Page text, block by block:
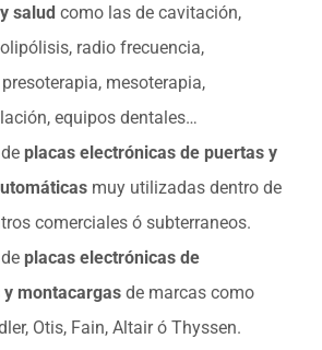
salud como las de cavitación,
radio frecuencia,
mesoterapia,
equipos dentales…
placas electrónicas de puertas y
muy utilizadas dentro de
comerciales ó subterraneos.
placas electrónicas de
montacargas de marcas como
Otis, Fain, Altair ó Thyssen.